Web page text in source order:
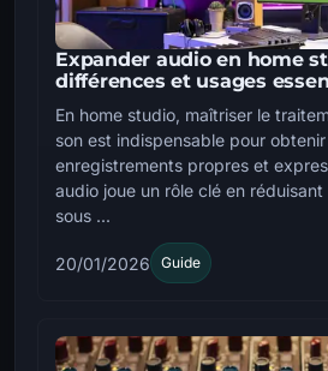
Expander audio en home
différences et usages
En home studio, maîtriser le
son est indispensable pour
enregistrements propres et
audio joue un rôle clé en
sous ...
20/01/2026 Guide